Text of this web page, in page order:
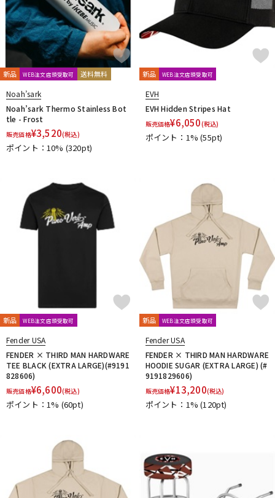
F-bass
Fender Fender Japan
Fender USA
FERNANDES ／ Burny
FISHMAN Floyd Rose
Fred Kelly
Free The Tone
Freedom Custom Guitar Research
Freeway Switch FU-Tone
G-K
G.I. Batteries G7th GATOR GATOR Frameworks
Gibson
Golden Power
GOTOH
Grande uomo Graph Tech
Gravity Guitar Picks
GRECO
GRETSCH
GrooveTech Tools
Grover
Grover Allman Gruv Gear
GUITTO
Hal Leonard
HANNABACH
HOSCO HUDSON MUSIC
Ibanez
Ikebe Original
IN TUNE GP
Inner Bamboo Bass Instruments (IBBI)
J.P.CARLOS
Jackson
JAKE SHIMABUKURO
John Pearse K.Yairi
KALA
Ken Smith
K-Garage
KLUSON
KORG
KTS kusakusa88 Kyser
LAKLAND LAMANTA
Lao Qi
LAVA MUSIC
Lee Guitars LEVY’S LHL
Lindy Fralin
LUTHIER
Magslide
MAHALO
Manikin Electronic
Mark Strings Marshall
MARTIN
MASTER8 JAPAN
Mastery Bridge MATON
MD Guitars
Mighty Bright Mi-Si MJC Ironworks
MODERN PIRATES
momose
MONO
NAZCA STRAP Neotech
Noah’sark Nordstrand NUX
O-R
新品 WEB注文店頭受取可 送料無料
Noah’sark
Noah’sark Thermo Stainless Bot
tle - Frost
販売価格¥3,520(税込)
ポイント：10% (320pt)
新品 WEB注文店頭受取可
EVH
EVH Hidden Stripes Hat
販売価格¥6,050(税込)
ポイント：1%(55pt)
新品 WEB注文店頭受取可
Fender USA
FENDER × THIRD MAN HARDWARE
TEE BLACK (EXTRA LARGE)(#9191
828606)
販売価格¥6,600(税込)
ポイント：1% (60pt)
新品 WEB注文店頭受取可
Fender USA
FENDER × THIRD MAN HARDWARE
HOODIE SUGAR (EXTRA LARGE) (#
9191829606)
販売価格¥13,200(税込)
ポイント：1%(120pt)